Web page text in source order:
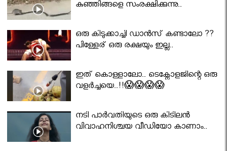
കുഞ്ഞിങ്ങളെ സംരക്ഷിക്കുന്നു..
ഒരു കിടുക്കാച്ചി ഡാൻസ് കണ്ടാലോ ??
പിള്ളേര് ഒരു രക്ഷയും ഇല്ല..
ഇത് കൊള്ളാലോ.. ടെക്നോളജിന്റെ ഒരു
വളർച്ചയെ..!!😱😱😱😱
നടി പാർവതിയുടെ ഒരു കിടിലൻ
വിവാഹനിശ്ചയ വീഡിയോ കാണാം..